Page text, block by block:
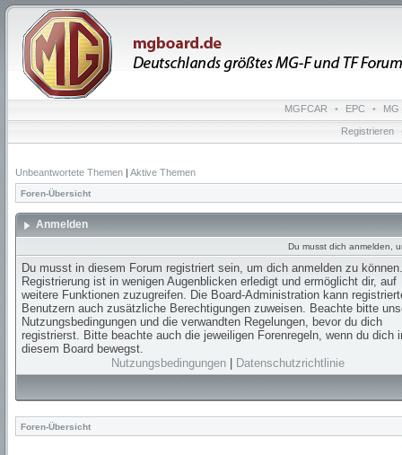
MGFCAR • EPC • MG
Registrieren
Unbeantwortete Themen | Aktive Themen
Foren-Übersicht
Anmelden
Du musst dich anmelden,
Du musst in diesem Forum registriert sein, um dich anmelden zu
Registrierung ist in wenigen Augenblicken erledigt und ermöglicht dir, auf
weitere Funktionen zuzugreifen. Die Board-Administration kann
Benutzern auch zusätzliche Berechtigungen zuweisen. Beachte bitte
Nutzungsbedingungen und die verwandten Regelungen, bevor du dich
registrierst. Bitte beachte auch die jeweiligen Forenregeln, wenn du dich
diesem Board bewegst.
Nutzungsbedingungen
Datenschutzrichtlinie
Foren-Übersicht